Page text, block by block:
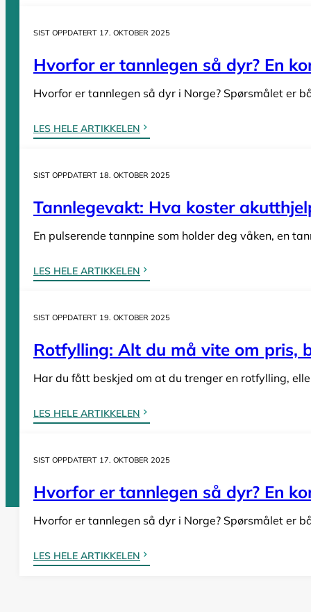
SIST OPPDATERT 17. OKTOBER 2025
Hvorfor er tannlegen så dyr? En
Hvorfor er tannlegen så dyr i Norge? Spørsmålet er
LES HELE ARTIKKELEN
SIST OPPDATERT 18. OKTOBER 2025
Tannlegevakt: Hva koster
En pulserende tannpine som holder deg våken, en
LES HELE ARTIKKELEN
SIST OPPDATERT 19. OKTOBER 2025
Rotfylling: Alt du må vite om pris,
Har du fått beskjed om at du trenger en rotfylling,
LES HELE ARTIKKELEN
SIST OPPDATERT 17. OKTOBER 2025
Hvorfor er tannlegen så dyr? En
Hvorfor er tannlegen så dyr i Norge? Spørsmålet er
LES HELE ARTIKKELEN
Tannleger etter fylke
Tannleger Agder
Tannleger Buskerud
Tannleger Nordland
Tannleger Østfold
Tannleger Rogaland
Tannleger Vestfold
Vi er enkomplett oversikt over offentlige tannklinikker i Norge
Design og utvikling avNowhere